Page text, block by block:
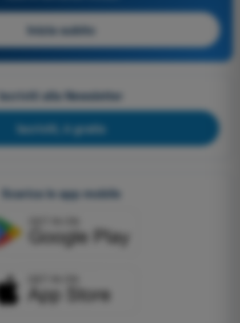
Inizia subito
Iscriviti alla Newsletter
Iscriviti, è gratis
Scarica le app mobile